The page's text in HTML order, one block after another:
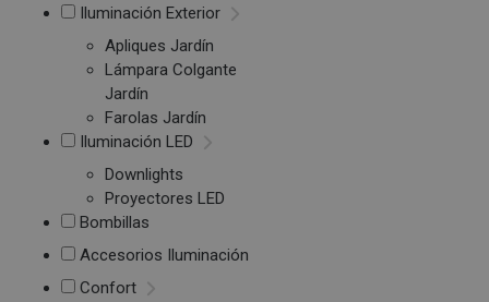
Iluminación Exterior
Apliques Jardín
Lámpara Colgante
Jardín
Farolas Jardín
Iluminación LED
Downlights
Proyectores LED
Bombillas
Accesorios Iluminación
Confort